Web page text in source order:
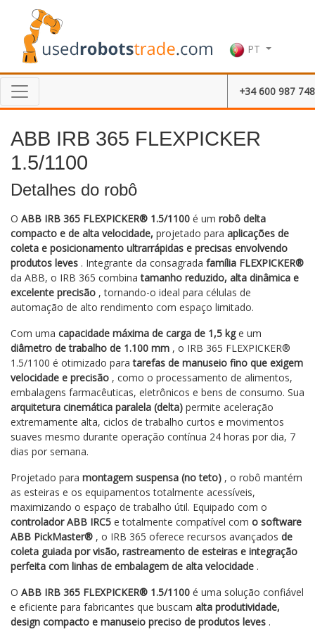
PT
+34 600 987 748
ABB IRB 365 FLEXPICKER
1.5/1100
Detalhes do robô
O ABB IRB 365 FLEXPICKER® 1.5/1100 é um robô delta
compacto e de alta velocidade, projetado para aplicações de
coleta e posicionamento ultrarrápidas e precisas envolvendo
produtos leves . Integrante da consagrada família FLEXPICKER®
da ABB, o IRB 365 combinatamanho reduzido, alta dinâmica e
excelente precisão , tornando-o ideal para células de
automação de alto rendimento com espaço limitado.
Com uma capacidade máxima de carga de 1,5 kge um
diâmetro de trabalho de 1.100 mm , o IRB 365 FLEXPICKER®
1.5/1100 é otimizado paratarefas de manuseio fino que exigem
velocidade e precisão , como o processamento de alimentos,
embalagens farmacêuticas, eletrônicos e bens de consumo. Sua
arquitetura cinemática paralela (delta) permite aceleração
extremamente alta, ciclos de trabalho curtos e movimentos
suaves mesmo durante operação contínua 24 horas por dia, 7
dias por semana.
Projetado para montagem suspensa (no teto) , o robô mantém
as esteiras e os equipamentos totalmente acessíveis,
maximizando o espaço de trabalho útil. Equipado com o
controlador ABB IRC5 e totalmente compatível com o software
ABB PickMaster® , o IRB 365 oferece recursos avançados de
coleta guiada por visão, rastreamento de esteiras e integração
perfeita com linhas de embalagem de alta velocidade .
O ABB IRB 365 FLEXPICKER® 1.5/1100 é uma solução confiável
e eficiente para fabricantes que buscam alta produtividade,
design compacto e manuseio preciso de produtos leves .